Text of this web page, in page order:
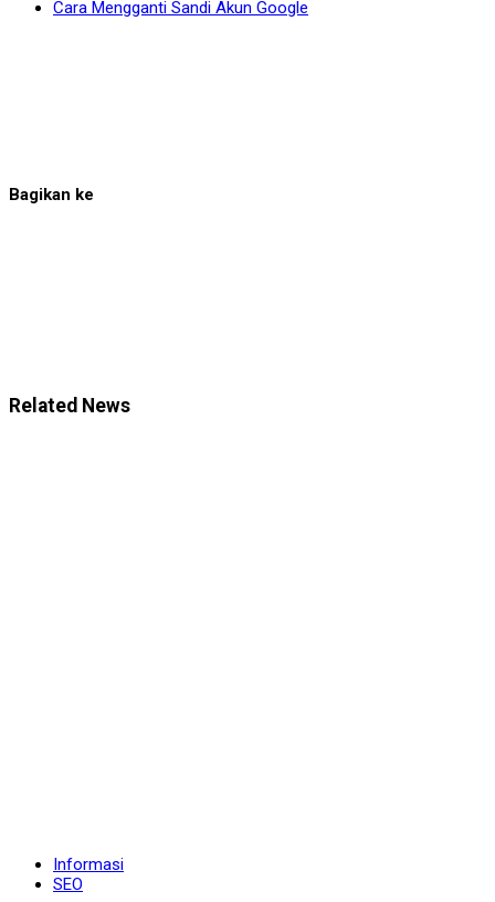
Cara Mengganti Sandi Akun Google
Bagikan ke
Related News
Informasi
SEO